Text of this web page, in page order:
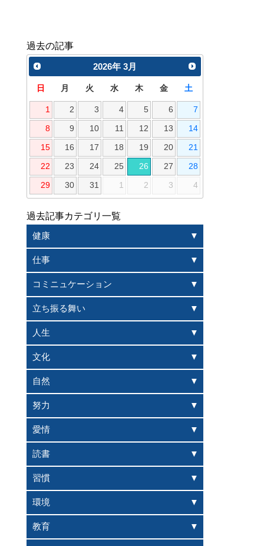
過去の記事
2026年 3月
日 月 火 水 木 金 土
1 2 3 4 5 6 7
8 9 10 11 12 13 14
15 16 17 18 19 20 21
22 23 24 25 26 27 28
29 30 31 1 2 3 4
過去記事カテゴリ一覧
健康
仕事
コミニュケーション
立ち振る舞い
人生
文化
自然
努力
愛情
読書
習慣
環境
教育